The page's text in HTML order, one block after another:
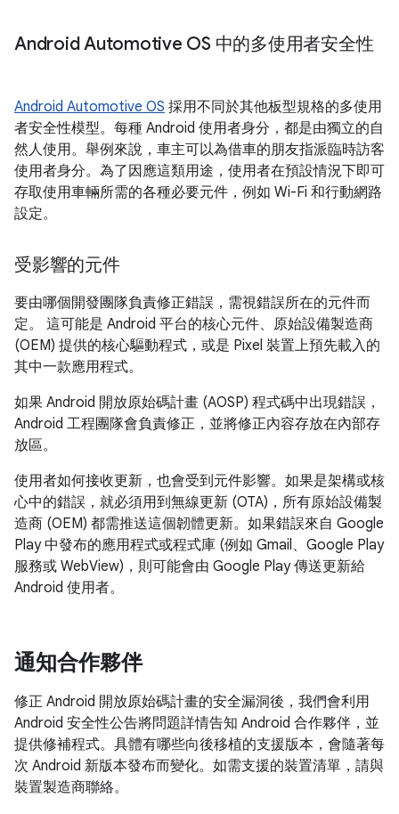
Android Automotive OS 中的多使用者安全性
Android Automotive OS 採用不同於其他板型規格的多使用
者安全性模型。每種 Android 使用者身分，都是由獨立的自
然人使用。舉例來說，車主可以為借車的朋友指派臨時訪客
使用者身分。為了因應這類用途，使用者在預設情況下即可
存取使用車輛所需的各種必要元件，例如 Wi-Fi 和行動網路
設定。
受影響的元件
要由哪個開發團隊負責修正錯誤，需視錯誤所在的元件而
定。 這可能是 Android 平台的核心元件、原始設備製造商
(OEM) 提供的核心驅動程式，或是 Pixel 裝置上預先載入的
其中一款應用程式。
如果 Android 開放原始碼計畫 (AOSP) 程式碼中出現錯誤，
Android 工程團隊會負責修正，並將修正內容存放在內部存
放區。
使用者如何接收更新，也會受到元件影響。如果是架構或核
心中的錯誤，就必須用到無線更新 (OTA)，所有原始設備製
造商 (OEM) 都需推送這個韌體更新。如果錯誤來自 Google
Play 中發布的應用程式或程式庫 (例如 Gmail、Google Play
服務或 WebView)，則可能會由 Google Play 傳送更新給
Android 使用者。
通知合作夥伴
修正 Android 開放原始碼計畫的安全漏洞後，我們會利用
Android 安全性公告將問題詳情告知 Android 合作夥伴，並
提供修補程式。具體有哪些向後移植的支援版本，會隨著每
次 Android 新版本發布而變化。如需支援的裝置清單，請與
裝置製造商聯絡。